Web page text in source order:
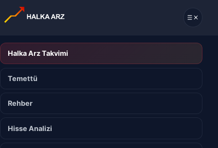
Halka Arz Takvimi
Temettü
Rehber
Hisse Analizi